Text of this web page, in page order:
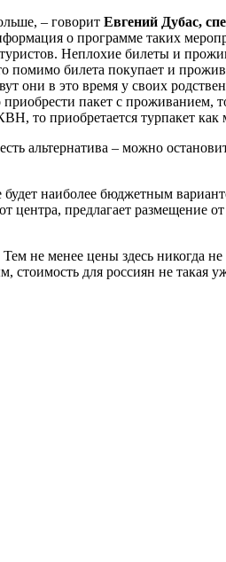
– говорит Евгений Дубас,
о программе таких
Неплохие билеты и
помимо билета покупает и
они в это время у своих
пакет с проживанием,
то приобретается турпакет
альтернатива – можно
будет наиболее бюджетным
предлагает размещение
не менее цены здесь никогда
стоимость для россиян не